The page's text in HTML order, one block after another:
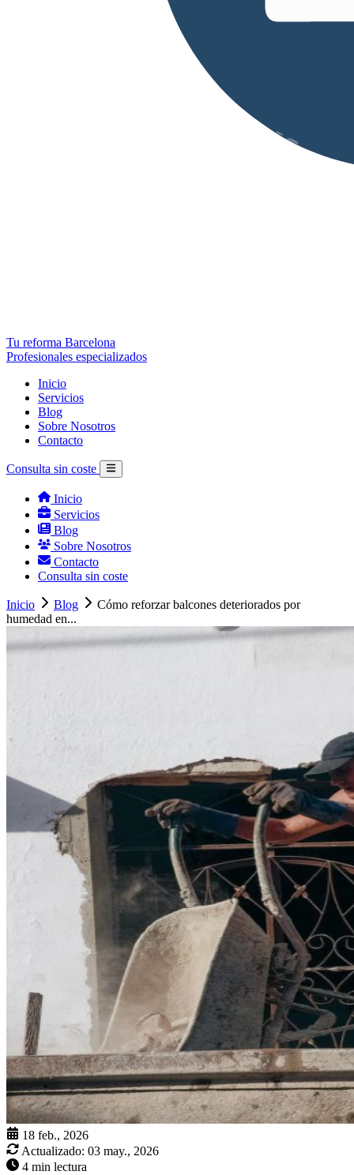
Tu reforma Barcelona
Profesionales especializados
Inicio
Servicios
Blog
Sobre Nosotros
Contacto
Consulta sin coste
Inicio
Servicios
Blog
Sobre Nosotros
Contacto
Consulta sin coste
Inicio Blog
Cómo reforzar balcones deteriorados por
humedad en...
18 feb., 2026
Actualizado: 03 may., 2026
4 min lectura